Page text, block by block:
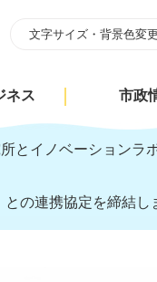
文字サイズ・背景色変更
ネス 市政
とイノベーションラ
の連携協定を締結し